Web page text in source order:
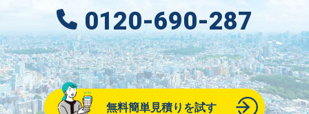
0120-690-287
無料簡単見積りを試す